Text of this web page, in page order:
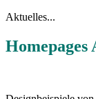
Aktuelles...
Homepages